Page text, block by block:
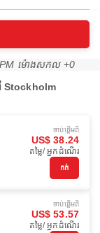
ម៉ោង​សកល +0
Stockholm
ចាប់ផ្ដើមពី
US$ 38.24
តម្លៃ/ អ្នកដំណើរ
កក់
ចាប់ផ្ដើមពី
US$ 53.57
តម្លៃ/ អ្នកដំណើរ